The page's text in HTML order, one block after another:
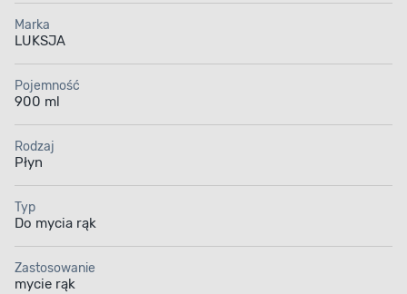
Marka
LUKSJA
Pojemność
900 ml
Rodzaj
Płyn
Typ
Do mycia rąk
Zastosowanie
mycie rąk